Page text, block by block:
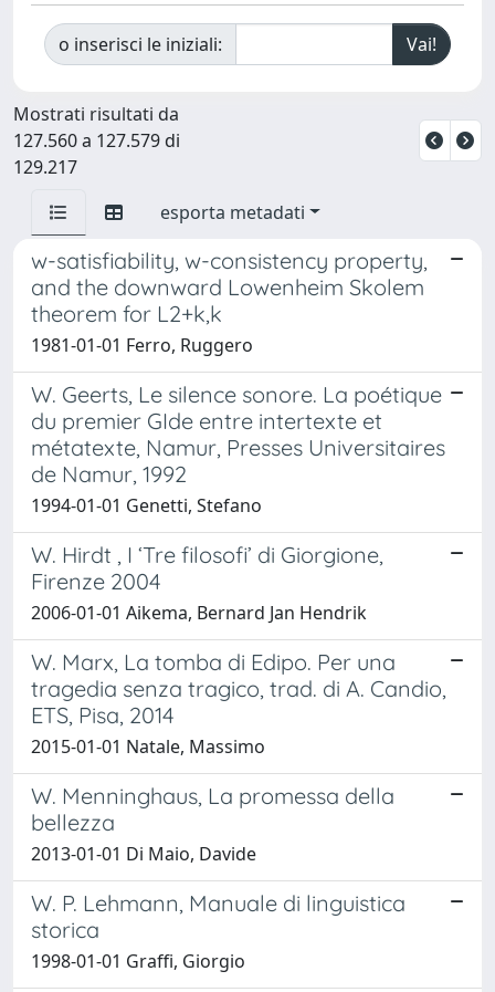
o inserisci le iniziali:
Mostrati risultati da
127.560 a 127.579 di
129.217
esporta metadati
w-satisfiability, w-consistency property,
and the downward Lowenheim Skolem
theorem for L2+k,k
1981-01-01 Ferro, Ruggero
W. Geerts, Le silence sonore. La poétique
du premier GIde entre intertexte et
métatexte, Namur, Presses Universitaires
de Namur, 1992
1994-01-01 Genetti, Stefano
W. Hirdt , I ‘Tre filosofi’ di Giorgione,
Firenze 2004
2006-01-01 Aikema, Bernard Jan Hendrik
W. Marx, La tomba di Edipo. Per una
tragedia senza tragico, trad. di A. Candio,
ETS, Pisa, 2014
2015-01-01 Natale, Massimo
W. Menninghaus, La promessa della
bellezza
2013-01-01 Di Maio, Davide
W. P. Lehmann, Manuale di linguistica
storica
1998-01-01 Graffi, Giorgio